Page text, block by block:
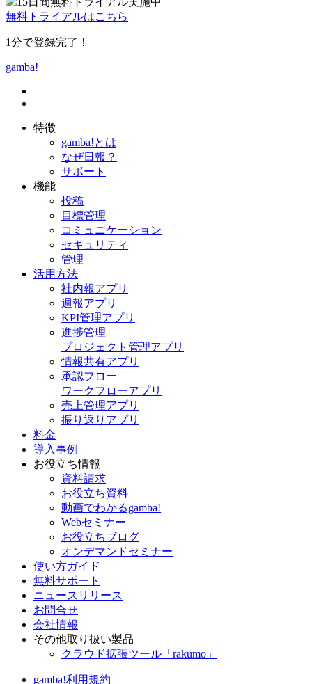
無料トライアルはこちら
1分で登録完了！
gamba!
特徴
gamba!とは
なぜ日報？
サポート
機能
投稿
目標管理
コミュニケーション
セキュリティ
管理
活用方法
社内報アプリ
週報アプリ
KPI管理アプリ
進捗管理
プロジェクト管理アプリ
情報共有アプリ
承認フロー
ワークフローアプリ
売上管理アプリ
振り返りアプリ
料金
導入事例
お役立ち情報
資料請求
お役立ち資料
動画でわかるgamba!
Webセミナー
お役立ちブログ
オンデマンドセミナー
使い方ガイド
無料サポート
ニュースリリース
お問合せ
会社情報
その他取り扱い製品
クラウド拡張ツール「rakumo」
gamba!利用規約